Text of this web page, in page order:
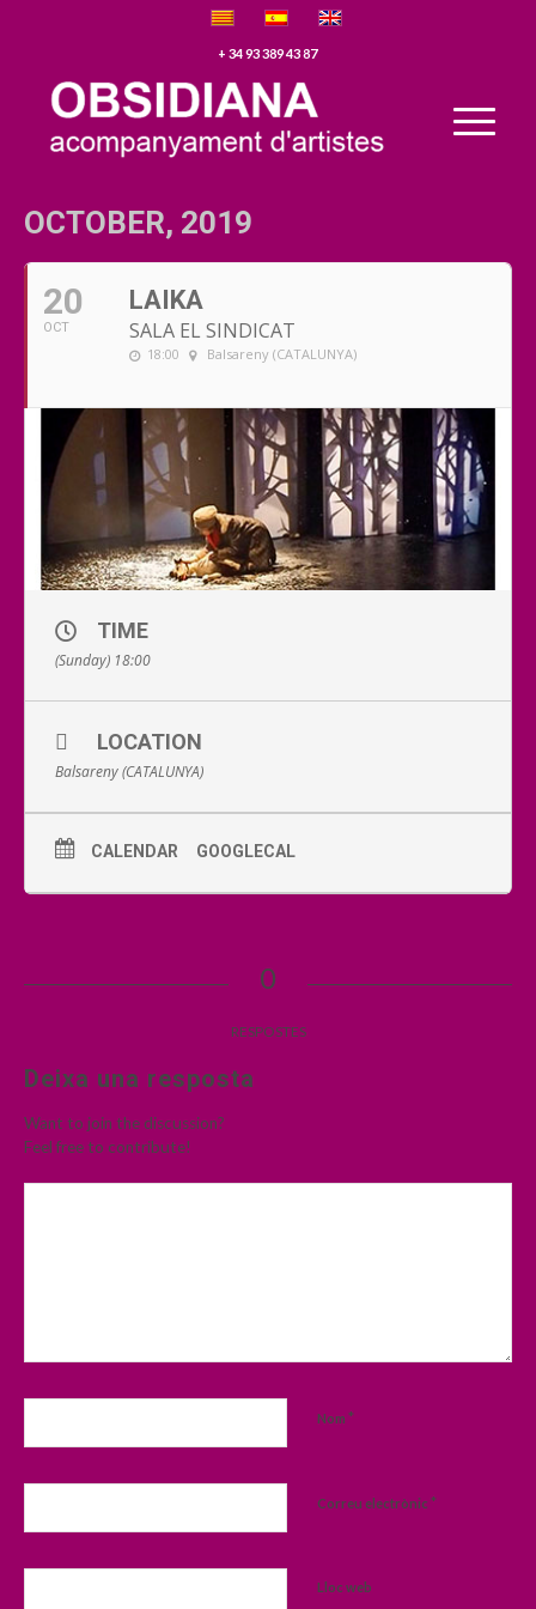
+ 34 93 389 43 87
OCTOBER, 2019
20
OCT
LAIKA
SALA EL SINDICAT
18:00 Balsareny (CATALUNYA)
TIME
(Sunday) 18:00
LOCATION
Balsareny (CATALUNYA)
CALENDAR GOOGLECAL
0
RESPOSTES
Deixa una resposta
Want to join the discussion?
Feel free to contribute!
Nom *
Correu electrònic *
Lloc web